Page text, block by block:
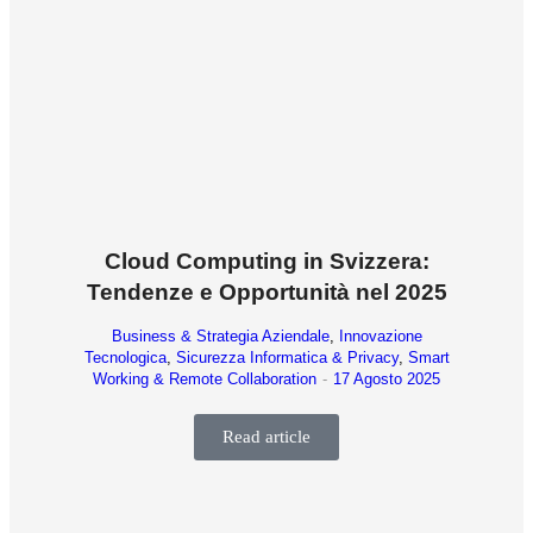
Cloud Computing in Svizzera:
Tendenze e Opportunità nel 2025
Business & Strategia Aziendale,
Innovazione
Tecnologica, Sicurezza Informatica & Privacy, Smart
Working & Remote Collaboration
17 Agosto 2025
Read article